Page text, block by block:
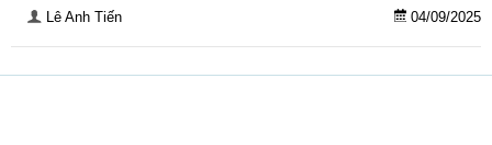
Lê Anh Tiến 04/09/2025